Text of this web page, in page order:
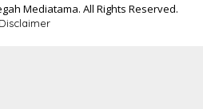
Mediatama. All Rights Reserved.
Disclaimer